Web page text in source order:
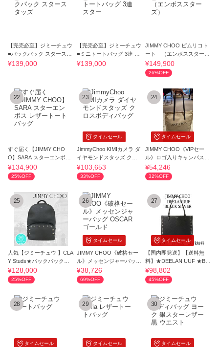
【完売必至】ジミーチュウ
■バックパック スタースタ
ッズ
¥139,000
【完売必至】ジミーチュウ
■ミニトートバッグ 3連 ス
ター
¥139,000
JIMMY CHOO ピムリコト
ート （エンボススター
ズ）
¥149,900
26%OFF
22
すぐ届く【JIMMY CHO
O】SARA スターエンボス
レザートートバッグ
¥134,900
25%OFF
タイムセール
23
JimmyChoo KIMIカメラ ダ
イヤモンドスタッズ クロ
スボディバッグ
¥103,653
33%OFF
タイムセール
24
JIMMY CHOO《VIPセー
ル》ロゴ入りキャンバスト
ート ベージュ
¥54,246
32%OFF
25
人気【ジミーチュウ 】CLA
Y Studs★バックパック★
ユニセックス
¥128,000
25%OFF
タイムセール
26
JIMMY CHOO《破格セー
ル》メッセンジャーバッグ
OSCAR ゴールド
¥38,726
69%OFF
タイムセール
27
【国内即発送】【送料無
料】★DEELAN UUF ★BL
ACK SILVER
¥98,802
45%OFF
タイムセール
28
タイムセール
29
タイムセール
30